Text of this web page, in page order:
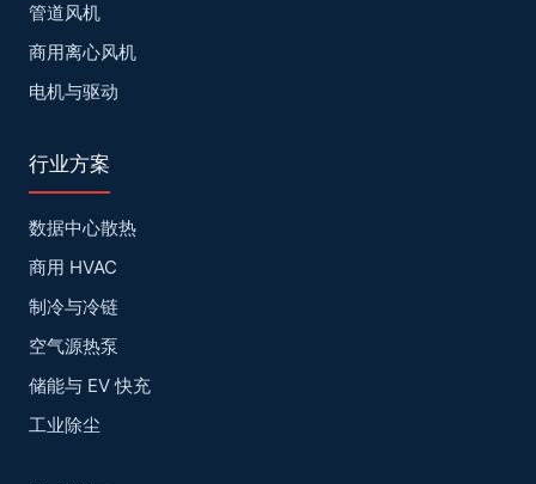
管道风机
商用离心风机
电机与驱动
行业方案
数据中心散热
商用 HVAC
制冷与冷链
空气源热泵
储能与 EV 快充
工业除尘